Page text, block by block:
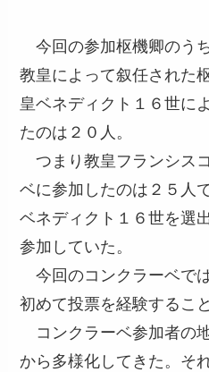
今回の参加枢機卿のう
教皇によって叙任された
皇ベネディクト１６世に
たのは２０人。
つまり教皇フランシス
ベに参加したのは２５人
ベネディクト１６世を選
参加していた。
今回のコンクラーベで
初めて投票を経験するこ
コンクラーベ参加者の
から多様化してきた。そ